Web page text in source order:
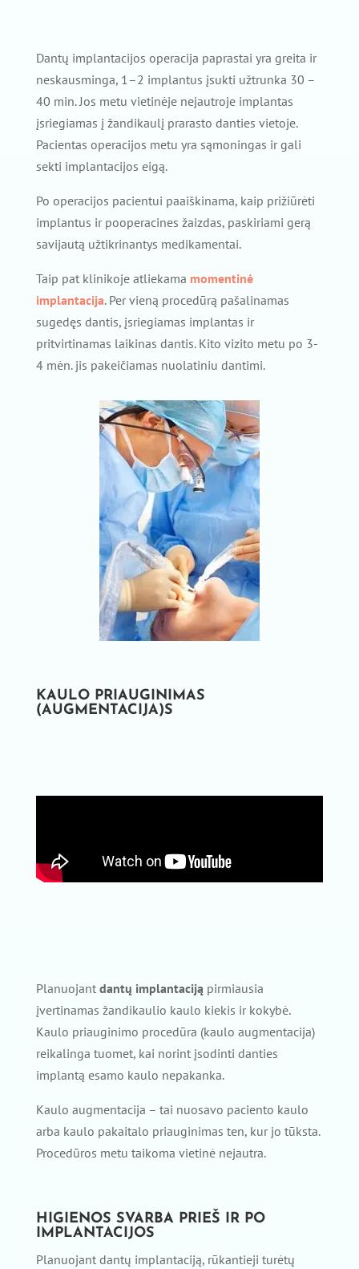
Dantų implantacijos operacija paprastai yra greita ir
neskausminga, 1–2 implantus įsukti užtrunka 30 –
40 min. Jos metu vietinėje nejautroje implantas
įsriegiamas į žandikaulį prarasto danties vietoje.
Pacientas operacijos metu yra sąmoningas ir gali
sekti implantacijos eigą.
Po operacijos pacientui paaiškinama, kaip prižiūrėti
implantus ir pooperacines žaizdas, paskiriami gerą
savijautą užtikrinantys medikamentai.
Taip pat klinikoje atliekama momentinė
implantacija. Per vieną procedūrą pašalinamas
sugedęs dantis, įsriegiamas implantas ir
pritvirtinamas laikinas dantis. Kito vizito metu po 3-
4 mėn. jis pakeičiamas nuolatiniu dantimi.
KAULO PRIAUGINIMAS
(AUGMENTACIJA)S
Planuojant dantų implantacijąpirmiausia
įvertinamas žandikaulio kaulo kiekis ir kokybė.
Kaulo priauginimo procedūra (kaulo augmentacija)
reikalinga tuomet, kai norint įsodinti danties
implantą esamo kaulo nepakanka.
Kaulo augmentacija – tai nuosavo paciento kaulo
arba kaulo pakaitalo priauginimas ten, kur jo tūksta.
Procedūros metu taikoma vietinė nejautra.
HIGIENOS SVARBA PRIEŠ IR PO
IMPLANTACIJOS
Planuojant dantų implantaciją, rūkantieji turėtų